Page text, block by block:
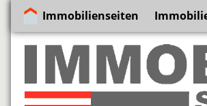
Immobilienseiten